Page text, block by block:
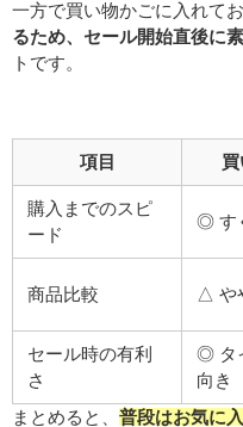
一方で買い物かごに入れてお
るため、セール開始直後に
トです。
項目
購入までのスピ
ード
◎ す
商品比較 △ や
セール時の有利
さ
◎ タ
向き
まとめると、 普段はお気に